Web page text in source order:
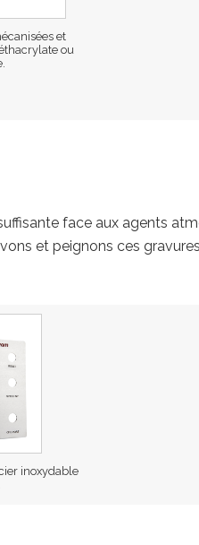
et
ou
face aux agents
et peignons ces
inoxydable